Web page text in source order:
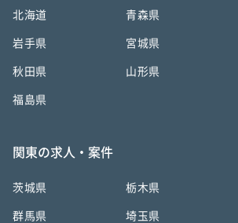
北海道 青森県
岩手県 宮城県
秋田県 山形県
福島県
関東の求人・案件
茨城県 栃木県
群馬県 埼玉県